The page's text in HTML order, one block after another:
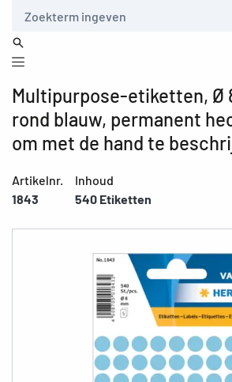
Multipurpose-etiketten, Ø
rond blauw, permanent
om met de hand te
Artikelnr.
1843
Inhoud
540 Etiketten